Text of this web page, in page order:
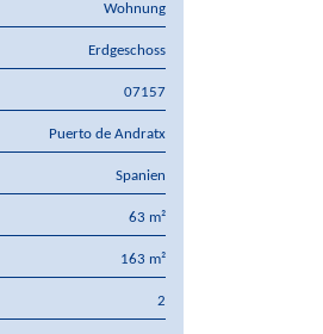
Wohnung
Erdgeschoss
07157
Puerto de Andratx
Spanien
63 m²
163 m²
2